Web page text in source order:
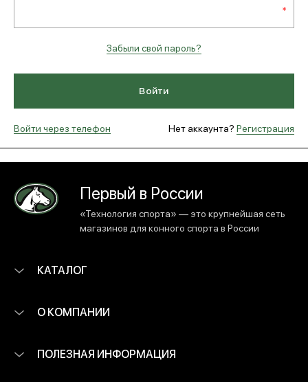
Сувениры/Подарки
БРЕНДЫ
МЕДИА
ПОКУПАТЕЛЯМ
ОПЛАТА И ДОСТАВКА
обратный звонок
Забыли свой пароль?
Войти
Войти через телефон Нет аккаунта? Регистрация
Первый в России
«Технология спорта» — это крупнейшая сеть
магазинов для конного спорта в России
КАТАЛОГ
О КОМПАНИИ
ПОЛЕЗНАЯ ИНФОРМАЦИЯ